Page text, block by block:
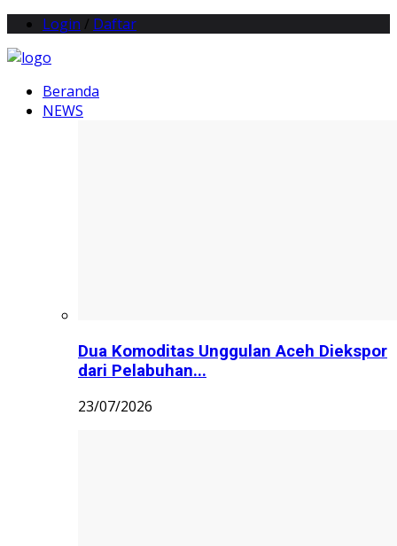
Login / Daftar
Beranda
NEWS
Dua Komoditas Unggulan Aceh Diekspor
dari Pelabuhan...
23/07/2026